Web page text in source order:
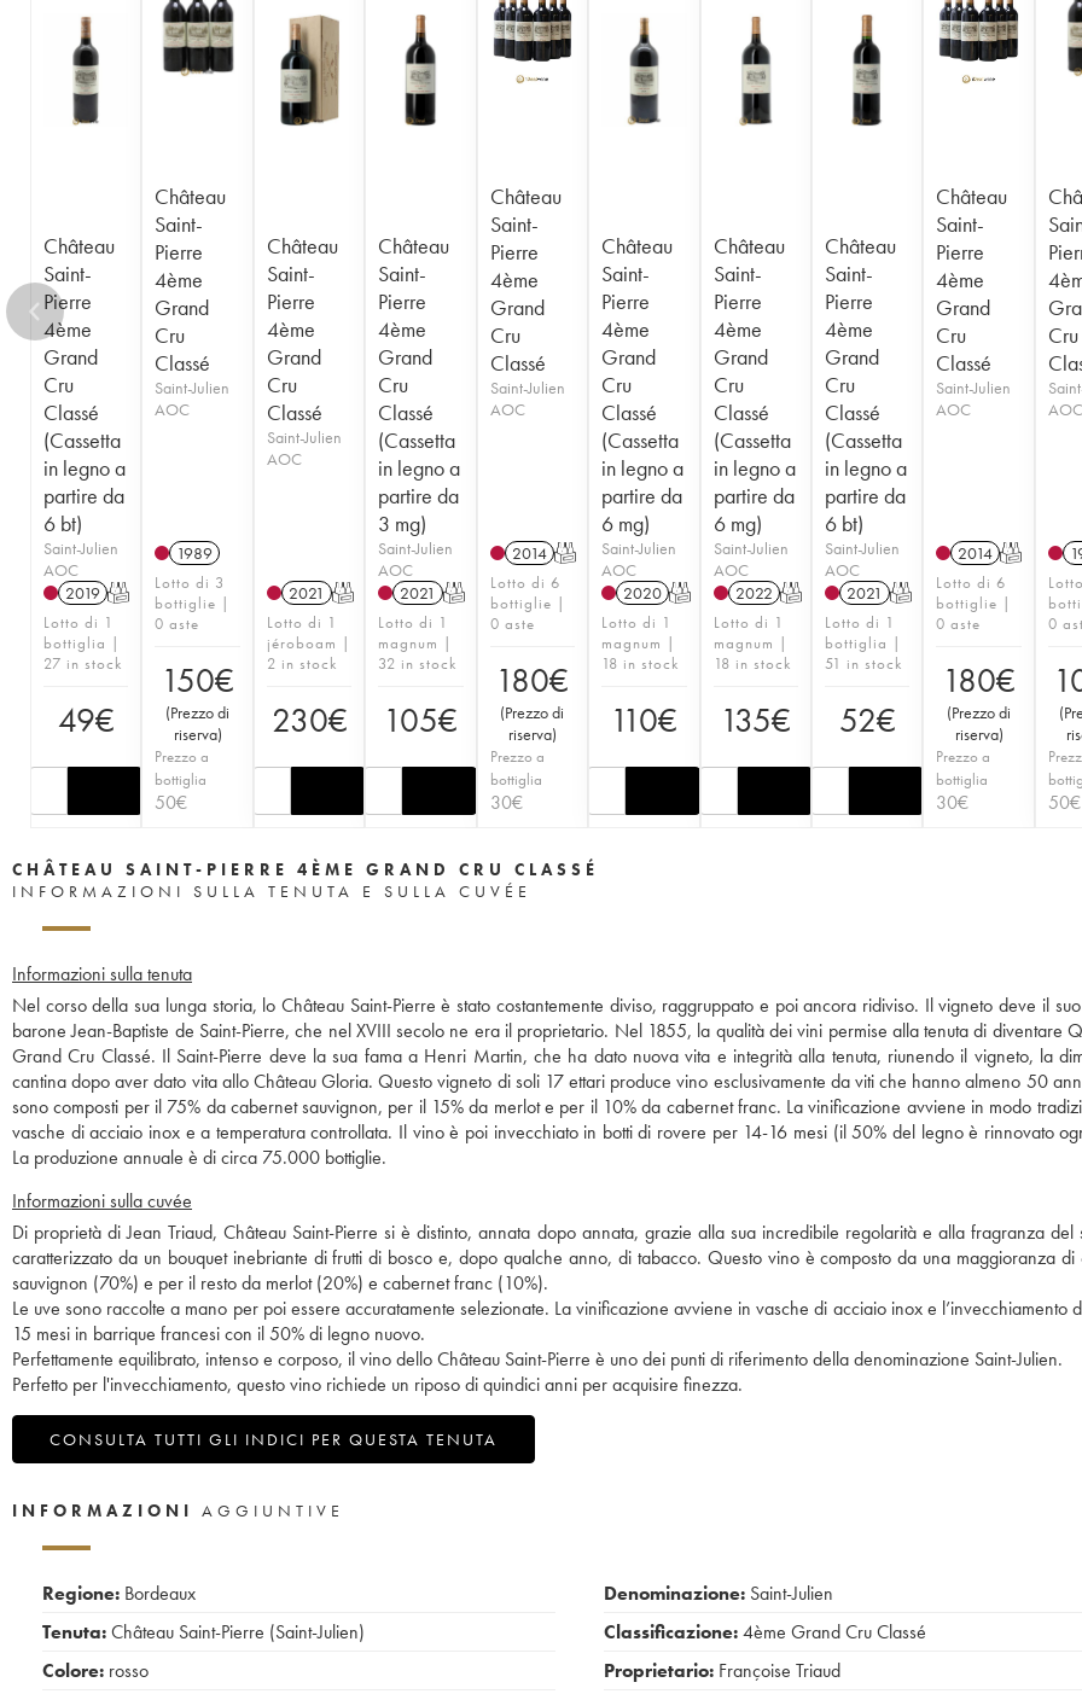
Château
Saint-
Pierre
4ème
Grand
Cru
Classé
(Cassetta
in legno a
partire da
6 bt)
Saint-Julien
AOC
2019 T
Lotto di 1
bottiglia |
27 in stock
49€
Château
Saint-
Pierre
4ème
Grand
Cru
Classé
Saint-Julien
AOC
1989
Lotto di 3
bottiglie |
0 aste
150€
(Prezzo di
riserva)
Prezzo a
bottiglia
50€
Château
Saint-
Pierre
4ème
Grand
Cru
Classé
Saint-Julien
AOC
2021 T
Lotto di 1
jéroboam |
2 in stock
230€
Château
Saint-
Pierre
4ème
Grand
Cru
Classé
(Cassetta
in legno a
partire da
3 mg)
Saint-Julien
AOC
2021 T
Lotto di 1
magnum |
32 in stock
105€
Château
Saint-
Pierre
4ème
Grand
Cru
Classé
Saint-Julien
AOC
2014 T
Lotto di 6
bottiglie |
0 aste
180€
(Prezzo di
riserva)
Prezzo a
bottiglia
30€
Château
Saint-
Pierre
4ème
Grand
Cru
Classé
(Cassetta
in legno a
partire da
6 mg)
Saint-Julien
AOC
2020 T
Lotto di 1
magnum |
18 in stock
110€
Château
Saint-
Pierre
4ème
Grand
Cru
Classé
(Cassetta
in legno a
partire da
6 mg)
Saint-Julien
AOC
2022 T
Lotto di 1
magnum |
18 in stock
135€
Château
Saint-
Pierre
4ème
Grand
Cru
Classé
(Cassetta
in legno a
partire da
6 bt)
Saint-Julien
AOC
2021 T
Lotto di 1
bottiglia |
51 in stock
52€
Château
Saint-
Pierre
4ème
Grand
Cru
Classé
Saint-Julien
AOC
2014 T
Lotto di 6
bottiglie |
0 aste
180€
(Prezzo di
riserva)
Prezzo a
bottiglia
30€
Cru
AOC
0
(
50€
CHÂTEAU SAINT-PIERRE 4ÈME GRAND CRU CLASSÉ
INFORMAZIONI SULLA TENUTA E SULLA CUVÉE
Informazioni sulla tenuta
Nel corso della sua lunga storia, lo Château Saint-Pierre è stato costantemente diviso, raggruppato e poi ancora ridiviso. Il vigneto deve il
barone Jean-Baptiste de Saint-Pierre, che nel XVIII secolo ne era il proprietario. Nel 1855, la qualità dei vini permise alla tenuta di diventare
Grand Cru Classé. Il Saint-Pierre deve la sua fama a Henri Martin, che ha dato nuova vita e integrità alla tenuta, riunendo il vigneto, la
cantina dopo aver dato vita allo Château Gloria. Questo vigneto di soli 17 ettari produce vino esclusivamente da viti che hanno almeno 50
sono composti per il 75% da cabernet sauvignon, per il 15% da merlot e per il 10% da cabernet franc. La vinificazione avviene in modo
vasche di acciaio inox e a temperatura controllata. Il vino è poi invecchiato in botti di rovere per 14-16 mesi (il 50% del legno è rinnovato
La produzione annuale è di circa 75.000 bottiglie.
Informazioni sulla cuvée
Di proprietà di Jean Triaud, Château Saint-Pierre si è distinto, annata dopo annata, grazie alla sua incredibile regolarità e alla fragranza del
caratterizzato da un bouquet inebriante di frutti di bosco e, dopo qualche anno, di tabacco. Questo vino è composto da una maggioranza di
sauvignon (70%) e per il resto da merlot (20%) e cabernet franc (10%).
Le uve sono raccolte a mano per poi essere accuratamente selezionate. La vinificazione avviene in vasche di acciaio inox e l’invecchiamento
15 mesi in barrique francesi con il 50% di legno nuovo.
Perfettamente equilibrato, intenso e corposo, il vino dello Château Saint-Pierre è uno dei punti di riferimento della denominazione Saint-Julien.
Perfetto per l'invecchiamento, questo vino richiede un riposo di quindici anni per acquisire finezza.
CONSULTA TUTTI GLI INDICI PER QUESTA TENUTA
INFORMAZIONI AGGIUNTIVE
Regione: Bordeaux
Tenuta:Château Saint-Pierre (Saint-Julien)
Colore: rosso
Denominazione: Saint-Julien
Classificazione:4ème Grand Cru Classé
Proprietario: Françoise Triaud